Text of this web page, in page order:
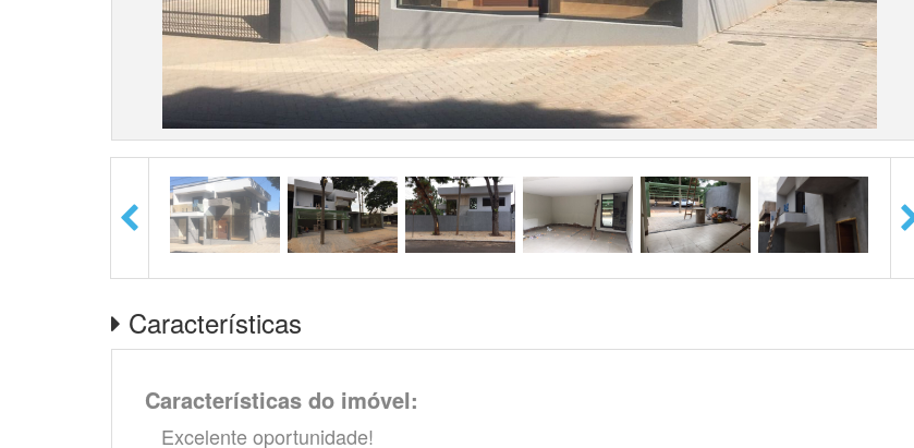
Características
Características do imóvel:
Excelente oportunidade!